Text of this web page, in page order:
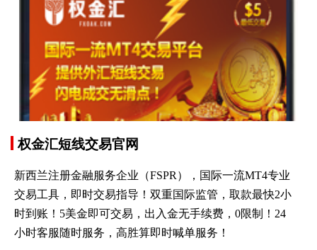
权金汇短线交易官网
新西兰注册金融服务企业（FSPR），国际一流MT4专业
交易工具，即时交易指导！双重国际监管，取款最快2小
时到账！5美金即可交易，出入金无手续费，0限制！24
小时客服随时服务，高胜算即时喊单服务！